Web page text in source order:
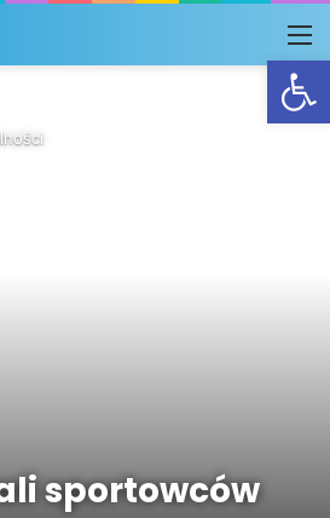
sportowców